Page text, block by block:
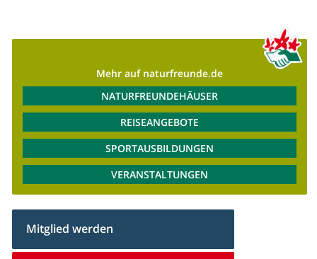
Mehr auf naturfreunde.de
NATURFREUNDEHÄUSER
REISEANGEBOTE
SPORTAUSBILDUNGEN
VERANSTALTUNGEN
Mitglied werden